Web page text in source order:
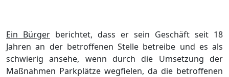
Ein Bürger berichtet, dass er sein Geschäft seit 18
Jahren an der betroffenen Stelle betreibe und es als
schwierig ansehe, wenn durch die Umsetzung der
Maßnahmen Parkplätze wegfielen, da die betroffenen